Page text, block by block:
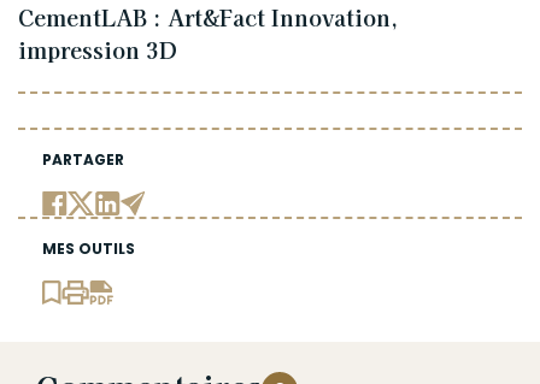
PARTAGER
MES OUTILS
CementLAB : Art&Fact Innovation,
impression 3D